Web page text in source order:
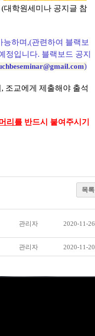
대학원세미나 공지글 참
하며,(관련하여 블랙보
정입니다. 블랙보드 공지
)
조교에게 제출해야 출석
리를반드시 붙여주시기
목록
관리자 2020-11-26
관리자 2020-11-20